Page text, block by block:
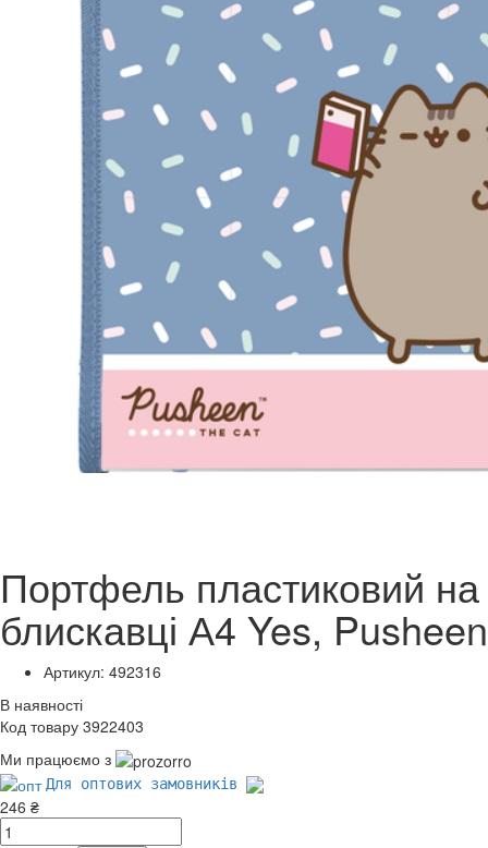
Портфель пластиковий на
блискавці А4 Yes, Pusheen
Артикул: 492316
В наявності
Код товару 3922403
Ми працюємо з
Для оптових замовників
246 ₴